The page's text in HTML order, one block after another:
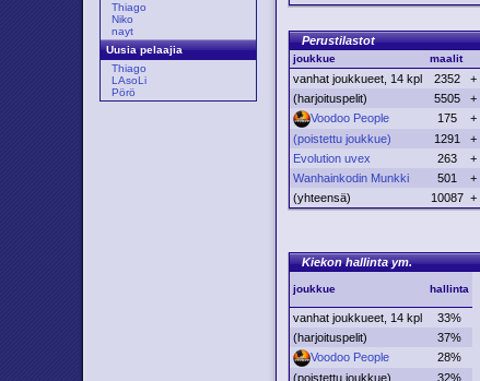
Thiago
Niko
nayt
Uusia pelaajia
Thiago
LAsoLi
Pörö
Perustilastot
joukkue maalit
vanhat joukkueet, 14 kpl 2352 +
(harjoituspelit)
5505 +
Voodoo People
175 +
(poistettu joukkue)
1291 +
Evolution uvex
263 +
Wanhainkodin Munkki
501 +
(yhteensä)
10087 +
Kiekon hallinta ym.
joukkue hallinta
vanhat joukkueet, 14 kpl 33%
(harjoituspelit)
37%
Voodoo People
28%
(poistettu joukkue)
32%